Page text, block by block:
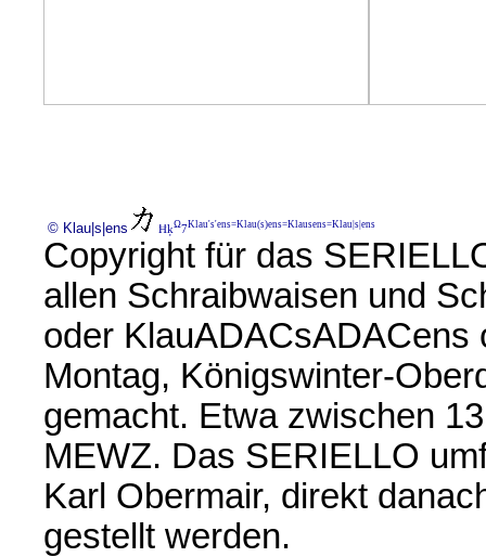
© Klau|s|ens ĦķΩ7Klau's'ens=Klau(s)ens=Klausens=Klau|s|ens
Copyright für das
allen Schraibwaisen und
oder KlauADACsADACens
Montag, Königswinter-
gemacht. Etwa zwischen
MEWZ. Das SERIELLO
Karl Obermair, direkt
gestellt werden.